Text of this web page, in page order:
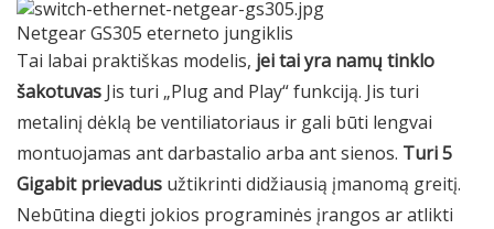
Netgear GS305 eterneto jungiklis
Tai labai praktiškas modelis, jei tai yra namų tinklo
šakotuvas Jis turi „Plug and Play“ funkciją. Jis turi
metalinį dėklą be ventiliatoriaus ir gali būti lengvai
montuojamas ant darbastalio arba ant sienos. Turi 5
Gigabit prievadus užtikrinti didžiausią įmanomą greitį.
Nebūtina diegti jokios programinės įrangos ar atlikti